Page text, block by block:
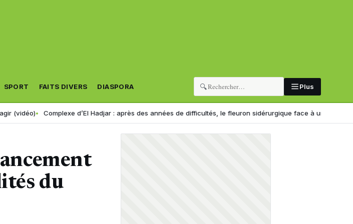
SPORT FAITS DIVERS DIASPORA 🔍 Plus
Complexe d’El Hadjar : après des années de difficultés, le fleuron sidérurgique face à un tournant
du